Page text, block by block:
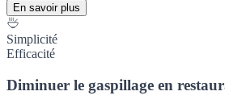
En savoir plus
Simplicité
Efficacité
Diminuer le gaspillage en